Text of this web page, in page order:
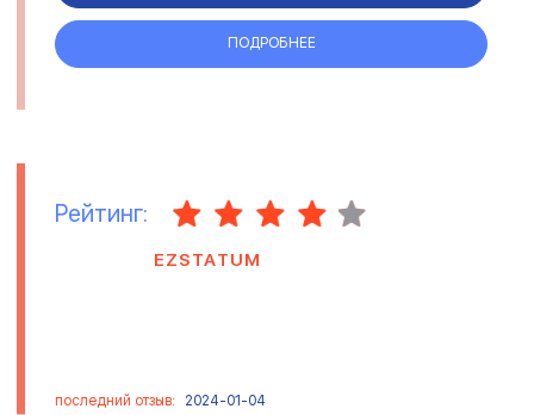
ПОДРОБНЕЕ
Рейтинг:
EZSTATUM
последний отзыв: 2024-01-04